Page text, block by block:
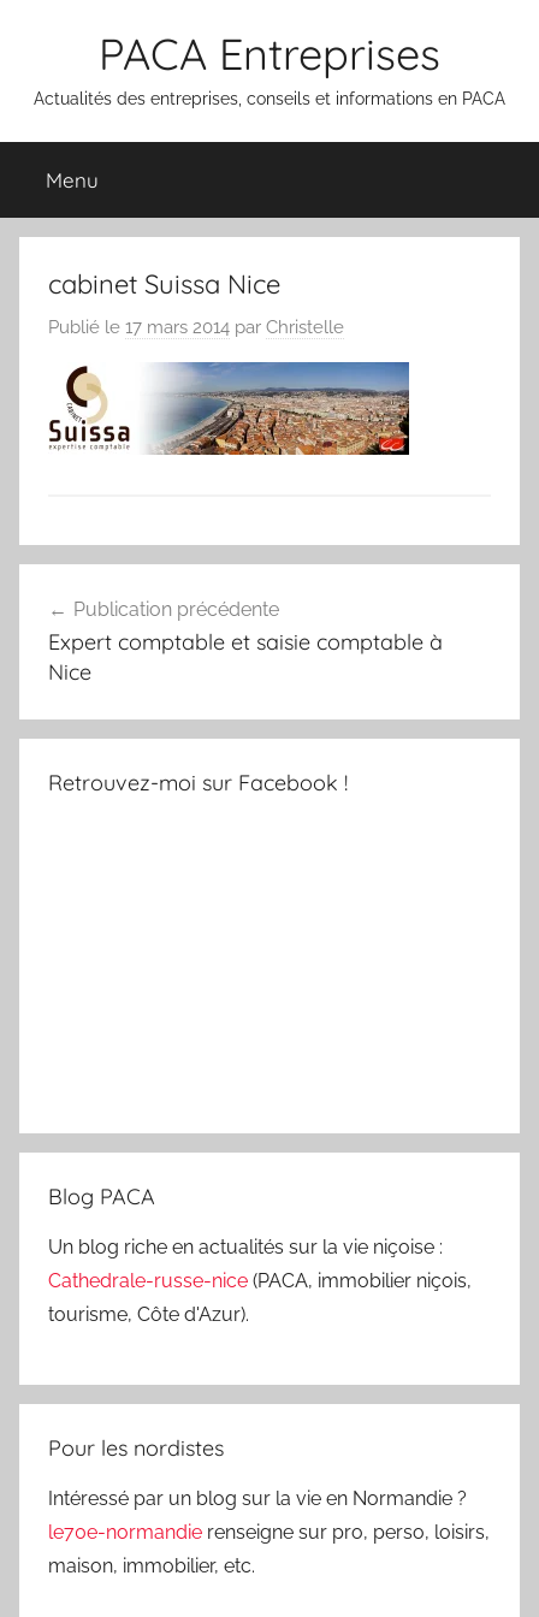
PACA Entreprises
Actualités des entreprises, conseils et informations en PACA
Menu
cabinet Suissa Nice
Publié le 17 mars 2014 par Christelle
de
l’article
Publication précédente
Expert comptable et saisie comptable à
Nice
Retrouvez-moi sur Facebook !
Blog PACA
Un blog riche en actualités sur la vie niçoise :
Cathedrale-russe-nice (PACA, immobilier niçois,
tourisme, Côte d'Azur).
Pour les nordistes
Intéressé par un blog sur la vie en Normandie ?
le70e-normandie renseigne sur pro, perso, loisirs,
maison, immobilier, etc.